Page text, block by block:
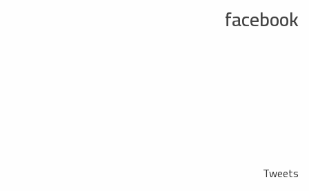
facebook
Tweets